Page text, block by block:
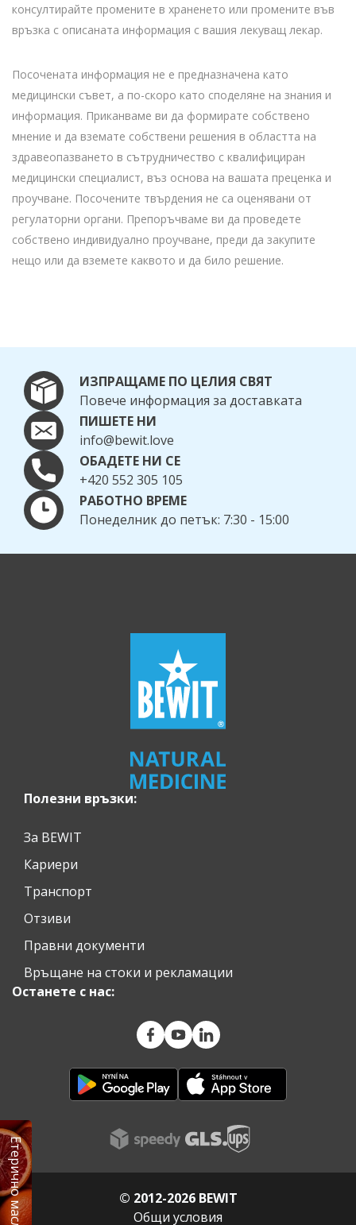
консултирайте промените в храненето или промените във
връзка с описаната информация с вашия лекуващ лекар.
Посочената информация не е предназначена като
медицински съвет, а по-скоро като споделяне на знания и
информация. Приканваме ви да формирате собствено
мнение и да вземате собствени решения в областта на
здравеопазването в сътрудничество с квалифициран
медицински специалист, въз основа на вашата преценка и
проучване. Посочените твърдения не са оценявани от
регулаторни органи. Препоръчваме ви да проведете
собствено индивидуално проучване, преди да закупите
нещо или да вземете каквото и да било решение.
ИЗПРАЩАМЕ ПО ЦЕЛИЯ СВЯТ
Повече информация за доставката
ПИШЕТЕ НИ
info@bewit.love
ОБАДЕТЕ НИ СЕ
+420 552 305 105
РАБОТНО ВРЕМЕ
Понеделник до петък: 7:30 - 15:00
Полезни връзки:
За BEWIT
Кариери
Транспорт
Отзиви
Правни документи
Връщане на стоки и рекламации
Останете с нас:
© 2012-2026 BEWIT
Общи условия